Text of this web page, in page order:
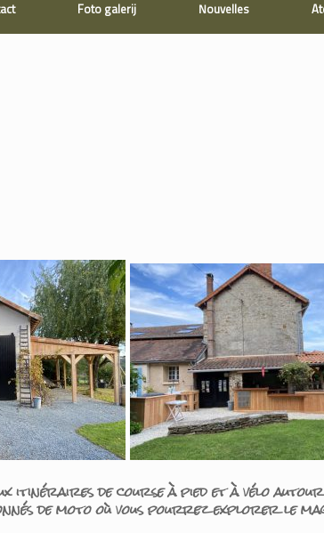
Foto galerij Nouvelles
itinéraires de course à pied et à vélo
de moto où vous pourrez explorer le